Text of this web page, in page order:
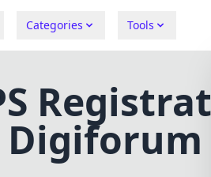
Categories Tools
Digiforum